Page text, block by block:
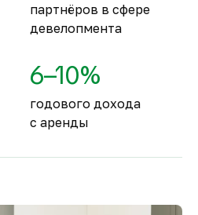
партнёров в сфере
девелопмента
6–10%
годового дохода
с аренды